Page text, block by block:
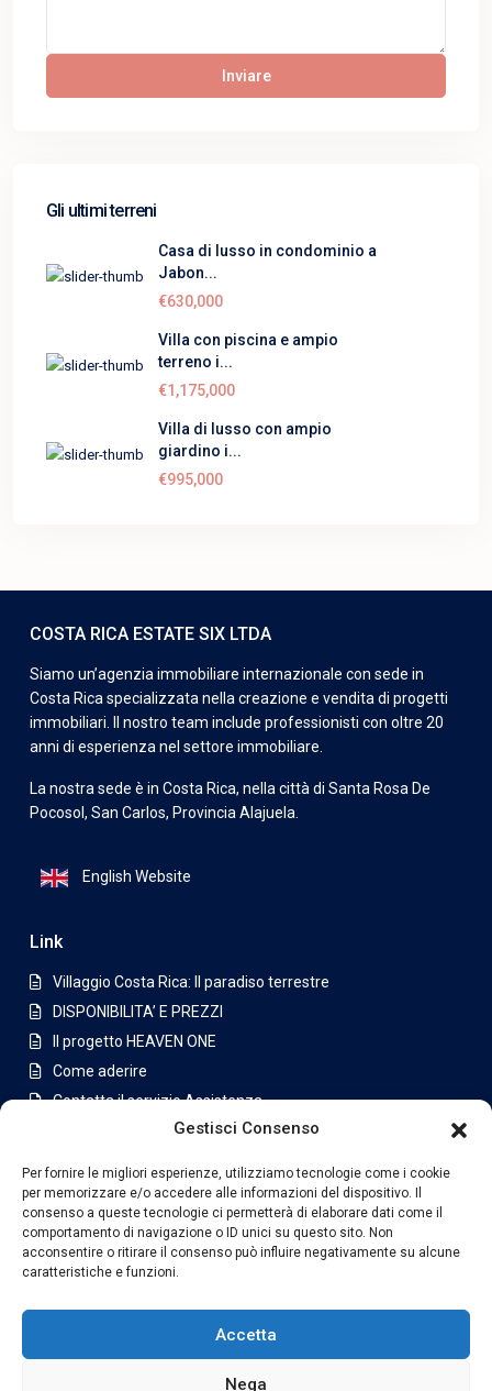
Gestisci Consenso
Per fornire le migliori esperienze, utilizziamo tecnologie come i cookie
per memorizzare e/o accedere alle informazioni del dispositivo. Il
consenso a queste tecnologie ci permetterà di elaborare dati come il
comportamento di navigazione o ID unici su questo sito. Non
acconsentire o ritirare il consenso può influire negativamente su alcune
caratteristiche e funzioni.
Accetta
Nega
Gli ultimi terreni
Casa di lusso in condominio a
Jabon...
€630,000
Villa con piscina e ampio
terreno i...
€1,175,000
Villa di lusso con ampio
giardino i...
€995,000
COSTA RICA ESTATE SIX LTDA
Siamo un’agenzia immobiliare internazionale con sede in
Costa Rica specializzata nella creazione e vendita di progetti
immobiliari. Il nostro team include professionisti con oltre 20
anni di esperienza nel settore immobiliare.
La nostra sede è in Costa Rica, nella città di Santa Rosa De
Pocosol, San Carlos, Provincia Alajuela.
English Website
Link
Villaggio Costa Rica: Il paradiso terrestre
DISPONIBILITA’ E PREZZI
Il progetto HEAVEN ONE
Come aderire
Contatta il servizio Assistenza
Appartamenti a San Jose
Latest Listing
Casa di lusso in condominio a
Jabon...
€630,000
Villa con piscina e ampio terreno i...
€1,175,000